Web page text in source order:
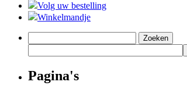
Volg uw bestelling
Winkelmandje
naar:
Pagina's